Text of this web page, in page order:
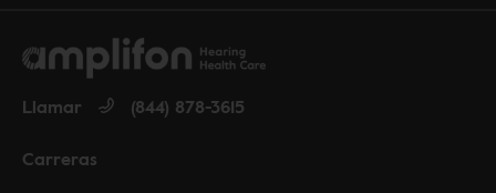
Carreras
Llamar (844) 878-3615